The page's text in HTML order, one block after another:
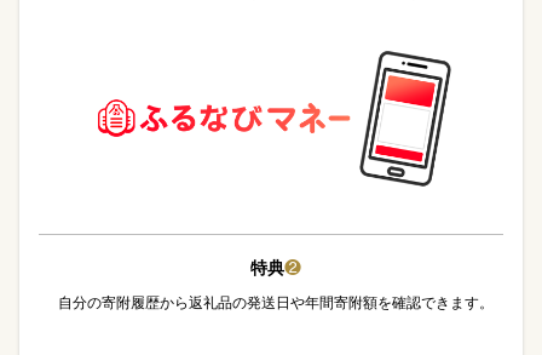
特典❷
自分の寄附履歴から返礼品の発送日や年間寄附額を確認できます。